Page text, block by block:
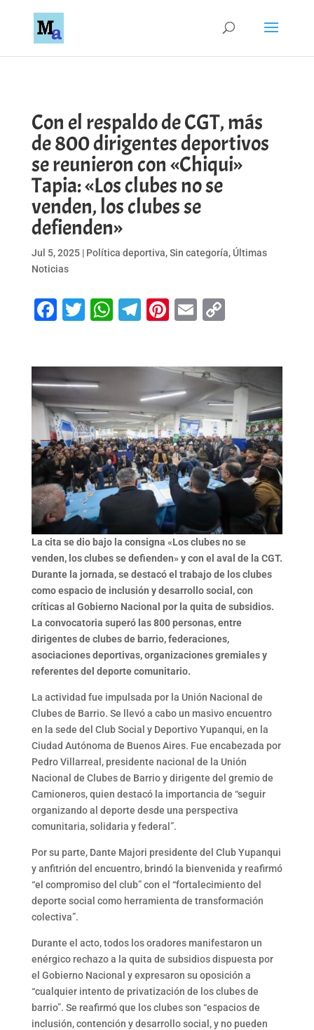
Con el respaldo de CGT, más
de 800 dirigentes deportivos
se reunieron con «Chiqui»
Tapia: «Los clubes no se
venden, los clubes se
defienden»
Jul 5, 2025| Política deportiva,Sin categoría, Últimas
Noticias
Facebook
Twitter
WhatsApp
Telegram
Pinterest
EmailCopy
La cita se dio bajo la consigna «Los clubes no se
venden, los clubes se defienden» y con el aval de la CGT.
Durante la jornada, se destacó el trabajo de los clubes
como espacio de inclusión y desarrollo social, con
críticas al Gobierno Nacional por la quita de subsidios.
La convocatoria superó las 800 personas, entre
dirigentes de clubes de barrio, federaciones,
asociaciones deportivas, organizaciones gremiales y
referentes del deporte comunitario.
La actividad fue impulsada por la Unión Nacional de
Clubes de Barrio. Se llevó a cabo un masivo encuentro
en la sede del Club Social y Deportivo Yupanqui, en la
Ciudad Autónoma de Buenos Aires. Fue encabezada por
Pedro Villarreal, presidente nacional de la Unión
Nacional de Clubes de Barrio y dirigente del gremio de
Camioneros, quien destacó la importancia de “seguir
organizando al deporte desde una perspectiva
comunitaria, solidaria y federal”.
Por su parte, Dante Majori presidente del Club Yupanqui
y anfitrión del encuentro, brindó la bienvenida y reafirmó
“el compromiso del club” con el “fortalecimiento del
deporte social como herramienta de transformación
colectiva”.
Durante el acto, todos los oradores manifestaron un
enérgico rechazo a la quita de subsidios dispuesta por
el Gobierno Nacional y expresaron su oposición a
“cualquier intento de privatización de los clubes de
barrio”. Se reafirmó que los clubes son “espacios de
inclusión, contención y desarrollo social, y no pueden